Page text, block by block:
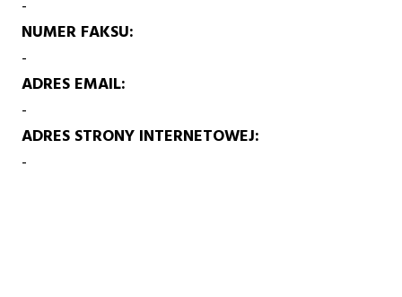
-
NUMER FAKSU
-
ADRES EMAIL
-
ADRES STRONY INTERNETOWEJ
-